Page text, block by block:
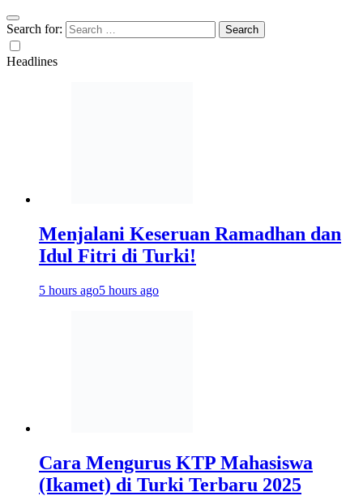
Search for:
Headlines
Menjalani Keseruan Ramadhan dan
Idul Fitri di Turki!
5 hours ago5 hours ago
Cara Mengurus KTP Mahasiswa
(Ikamet) di Turki Terbaru 2025